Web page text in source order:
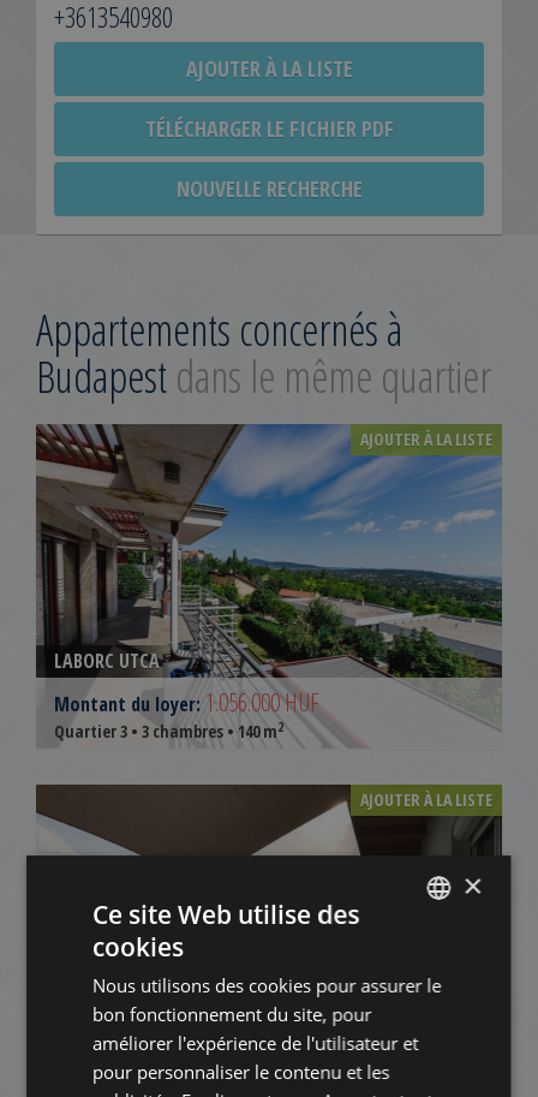
+3613540980
AJOUTER À LA LISTE
TÉLÉCHARGER LE FICHIER PDF
NOUVELLE RECHERCHE
Appartements concernés à
Budapestdans le même quartier
AJOUTER À LA LISTE
LABORC UTCA
Montant du loyer: 1.056.000 HUF
Quartier 3 • 3 chambres • 140 m2
AJOUTER À LA LISTE
FOLYONDÁR UTCA
Montant du loyer:750.000 HUF
Quartier 3 • 2 chambres • 82 m
HUNGARIAN
FRENCH
×
Ce site Web utilise des
cookies
Nous utilisons des cookies pour assurer le
bon fonctionnement du site, pour
améliorer l'expérience de l'utilisateur et
pour personnaliser le contenu et les